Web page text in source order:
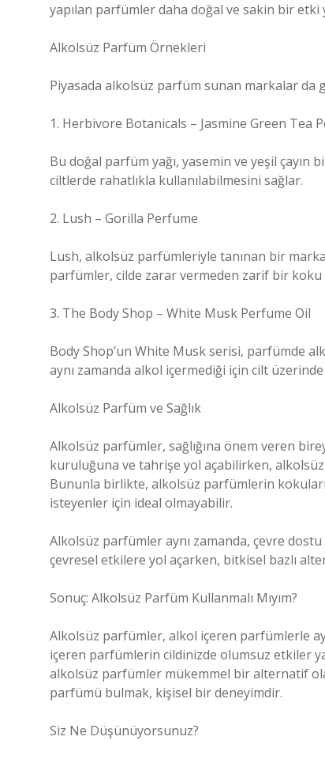
yapılan parfümler daha doğal ve sakin bir etki
Alkolsüz Parfüm Örnekleri
Piyasada alkolsüz parfüm sunan markalar da
1. Herbivore Botanicals – Jasmine Green Tea
Bu doğal parfüm yağı, yasemin ve yeşil
ciltlerde rahatlıkla kullanılabilmesini sağlar.
2. Lush – Gorilla Perfume
Lush, alkolsüz parfümleriyle tanınan bir
parfümler, cilde zarar vermeden zarif bir
3. The Body Shop – White Musk Perfume Oil
Body Shop’un White Musk serisi, parfümde
aynı zamanda alkol içermediği için cilt
Alkolsüz Parfüm ve Sağlık
Alkolsüz parfümler, sağlığına önem veren
kuruluğuna ve tahrişe yol açabilirken,
Bununla birlikte, alkolsüz parfümlerin
isteyenler için ideal olmayabilir.
Alkolsüz parfümler aynı zamanda, çevre
çevresel etkilere yol açarken, bitkisel bazlı
Sonuç: Alkolsüz Parfüm Kullanmalı Mıyım?
Alkolsüz parfümler, alkol içeren parfümlerle
içeren parfümlerin cildinizde olumsuz etkiler
alkolsüz parfümler mükemmel bir alternatif
parfümü bulmak, kişisel bir deneyimdir.
Siz Ne Düşünüyorsunuz?